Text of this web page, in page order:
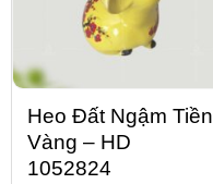
Heo Đất Ngậm Tiền
Vàng – HD
1052824